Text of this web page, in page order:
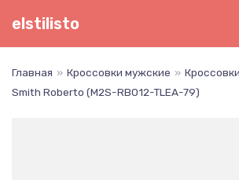
Перейти
elstilisto
Главная » Кроссовки мужские »
Smith Roberto (M2S-RBO12-TLEA-79)